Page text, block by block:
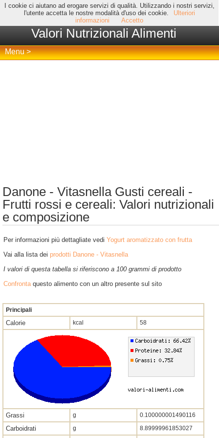
I cookie ci aiutano ad erogare servizi di qualità. Utilizzando i nostri servizi,
l'utente accetta le nostre modalità d'uso dei cookie.
Ulteriori
informazioni
Accetto
Valori Nutrizionali Alimenti
Menu >
Danone - Vitasnella Gusti cereali -
Frutti rossi e cereali: Valori nutrizionali
e composizione
Per informazioni più dettagliate vedi Yogurt aromatizzato con frutta
Vai alla lista dei prodotti Danone - Vitasnella
I valori di questa tabella si riferiscono a 100 grammi di prodotto
Confrontaquesto alimento con un altro presente sul sito
Principali
Calorie kcal 58
Grassi g 0.100000001490116
Carboidrati g 8.89999961853027